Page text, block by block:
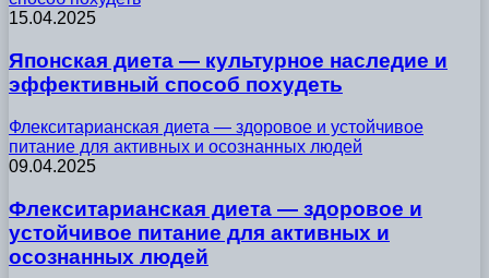
15.04.2025
Японская диета — культурное наследие и
эффективный способ похудеть
Флекситарианская диета — здоровое и устойчивое
питание для активных и осознанных людей
09.04.2025
Флекситарианская диета — здоровое и
устойчивое питание для активных и
осознанных людей